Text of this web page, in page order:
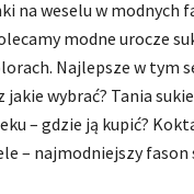
na weselu w modnych
modne urocze
Najlepsze w tym
jakie wybrać? Tania
– gdzie ją kupić?
– najmodniejszy fason